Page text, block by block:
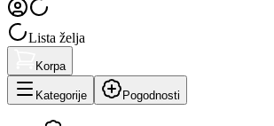
Lista želja
Korpa
Kategorije Pogodnosti